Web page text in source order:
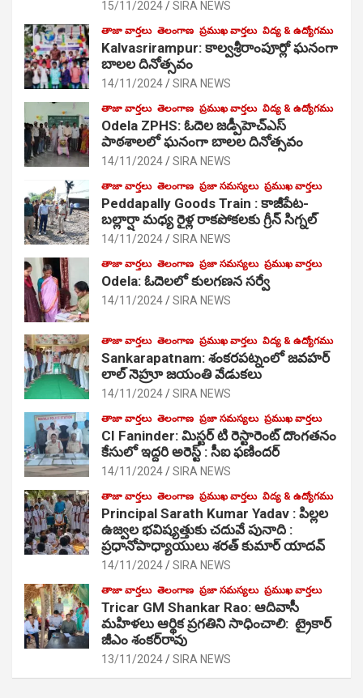
15/11/2024 SIRA NEWS
తాజా వార్తలు తెలంగాణ ప్రముఖ వార్తలు విద్య & ఉద్యోగము
Kalvasrirampur: కాల్వశ్రీరాంపూర్లో ఘనంగా
బాలల దినోత్సవం
14/11/2024 SIRA NEWS
తాజా వార్తలు తెలంగాణ ప్రముఖ వార్తలు విద్య & ఉద్యోగము
Odela ZPHS: ఓదెల జ‌డ్పీహెచ్ఎస్
పాఠ‌శాల‌లో ఘనంగా బాలల దినోత్సవం
14/11/2024 SIRA NEWS
తాజా వార్తలు తెలంగాణ ప్రజా సమస్యలు ప్రముఖ వార్తలు
Peddapally Goods Train : కాజీపేట-
బల్లార్షా మధ్య రైళ్ల రాకపోకలకు గ్రీన్ సిగ్నల్
14/11/2024 SIRA NEWS
తాజా వార్తలు తెలంగాణ ప్రజా సమస్యలు ప్రముఖ వార్తలు
Odela: ఓదెలలో కులగణన సర్వే
14/11/2024 SIRA NEWS
తాజా వార్తలు తెలంగాణ ప్రముఖ వార్తలు విద్య & ఉద్యోగము
Sankarapatnam: శంకరపట్నంలో జవహర్
లాల్ నెహ్రూ జయంతి వేడుకలు
14/11/2024 SIRA NEWS
తాజా వార్తలు తెలంగాణ ప్రజా సమస్యలు ప్రముఖ వార్తలు
CI Faninder: మిస్టర్ టి రెస్టారెంట్ దొంగతనం
కేసులో ఇద్దరి అరెస్ట్ : సీఐ ఫణిందర్
14/11/2024 SIRA NEWS
తాజా వార్తలు తెలంగాణ ప్రముఖ వార్తలు విద్య & ఉద్యోగము
Principal Sarath Kumar Yadav : పిల్లల
ఉజ్వల భవిష్యత్తుకు చదువే పునాది :
ప్రధానోపాధ్యాయులు శరత్ కుమార్ యాదవ్
14/11/2024 SIRA NEWS
తాజా వార్తలు తెలంగాణ ప్రజా సమస్యలు ప్రముఖ వార్తలు
Tricar GM Shankar Rao: ఆదివాసీ
మహిళలు ఆర్థిక ప్రగతిని సాధించాలి: ట్రైకార్
జీఎం శంకర్‌రావు
13/11/2024 SIRA NEWS